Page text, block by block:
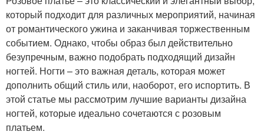
который подходит для различных мероприятий, начиная
от романтического ужина и заканчивая торжественным
событием. Однако, чтобы образ был действительно
безупречным, важно подобрать подходящий дизайн
ногтей. Ногти – это важная деталь, которая может
дополнить общий стиль или, наоборот, его испортить. В
этой статье мы рассмотрим лучшие варианты дизайна
ногтей, которые идеально сочетаются с розовым
платьем.